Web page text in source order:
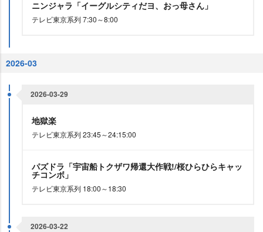
ニンジャラ「イーグルシティだヨ、おっ母さん」
テレビ東京系列 7:30～8:00
2026-03
2026-03-29
地獄楽
テレビ東京系列 23:45～24:15:00
パズドラ「宇宙船トクザワ帰還大作戦!/桜ひらひらキャッ
チコンボ」
テレビ東京系列 18:00～18:30
2026-03-22